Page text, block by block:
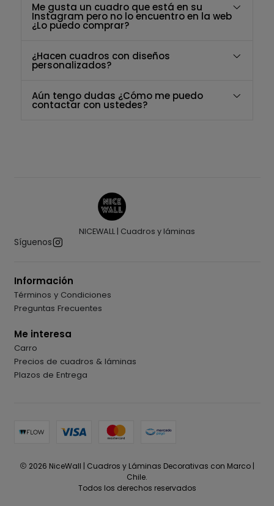
Me gusta un cuadro que está en su
Instagram pero no lo encuentro en la web
¿Lo puedo comprar?
¿Hacen cuadros con diseños
personalizados?
Aún tengo dudas ¿Cómo me puedo
contactar con ustedes?
NICEWALL | Cuadros y láminas
Síguenos
Información
Términos y Condiciones
Preguntas Frecuentes
Me interesa
Carro
Precios de cuadros & láminas
Plazos de Entrega
2026 NiceWall | Cuadros y Láminas Decorativas con Marco |
Chile.
Todos los derechos reservados